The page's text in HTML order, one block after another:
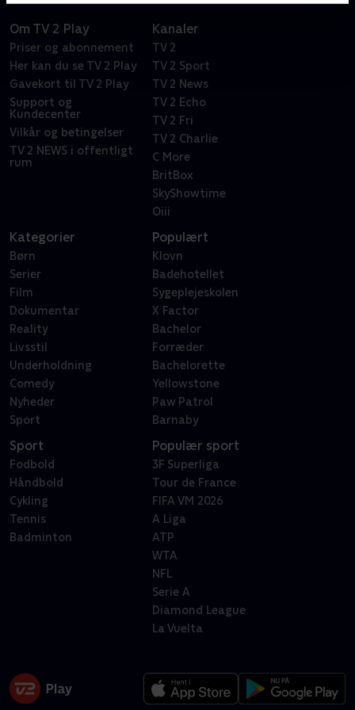
Om TV 2 Play
Priser og abonnement
Her kan du se TV 2 Play
Gavekort til TV 2 Play
Support og
Kundecenter
Vilkår og betingelser
TV 2 NEWS i offentligt
rum
Kanaler
TV 2
TV 2 Sport
TV 2 News
TV 2 Echo
TV 2 Fri
TV 2 Charlie
C More
BritBox
SkyShowtime
Oiii
Kategorier
Børn
Serier
Film
Dokumentar
Reality
Livsstil
Underholdning
Comedy
Nyheder
Sport
Populært
Klovn
Badehotellet
Sygeplejeskolen
X Factor
Bachelor
Forræder
Bachelorette
Yellowstone
Paw Patrol
Barnaby
Sport
Fodbold
Håndbold
Cykling
Tennis
Badminton
Populær sport
3F Superliga
Tour de France
FIFA VM 2026
A Liga
ATP
WTA
NFL
Serie A
Diamond League
La Vuelta